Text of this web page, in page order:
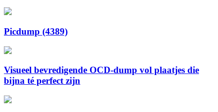
Picdump (4389)
Visueel bevredigende OCD-dump vol plaatjes die
bijna té perfect zijn